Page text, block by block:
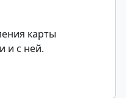
карты
и с ней.